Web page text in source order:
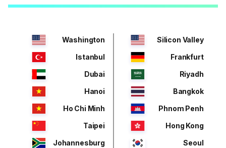
Silicon Valley
Washington
Frankfurt
Istanbul
Riyadh
Dubai
Bangkok
Hanoi
Phnom Penh
Ho Chi Minh
Hong Kong
Taipei
Seoul
Johannesburg